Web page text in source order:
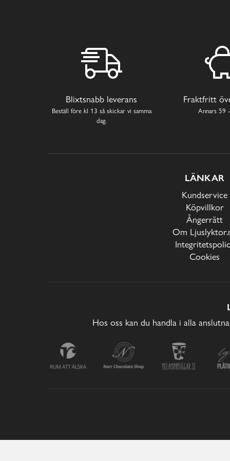
Blixtsnabb leverans
Beställ före kl 13 så skickar vi samma
dag.
Fraktfritt
Annars 59
LÄNKAR
Kundservice
Köpvillkor
Ångerrätt
Om
Cookies
Hos oss kan du handla i alla